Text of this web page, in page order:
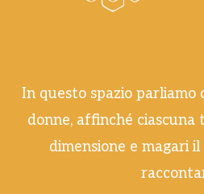
In questo spazio parliamo
donne, affinché
dimensione e magari